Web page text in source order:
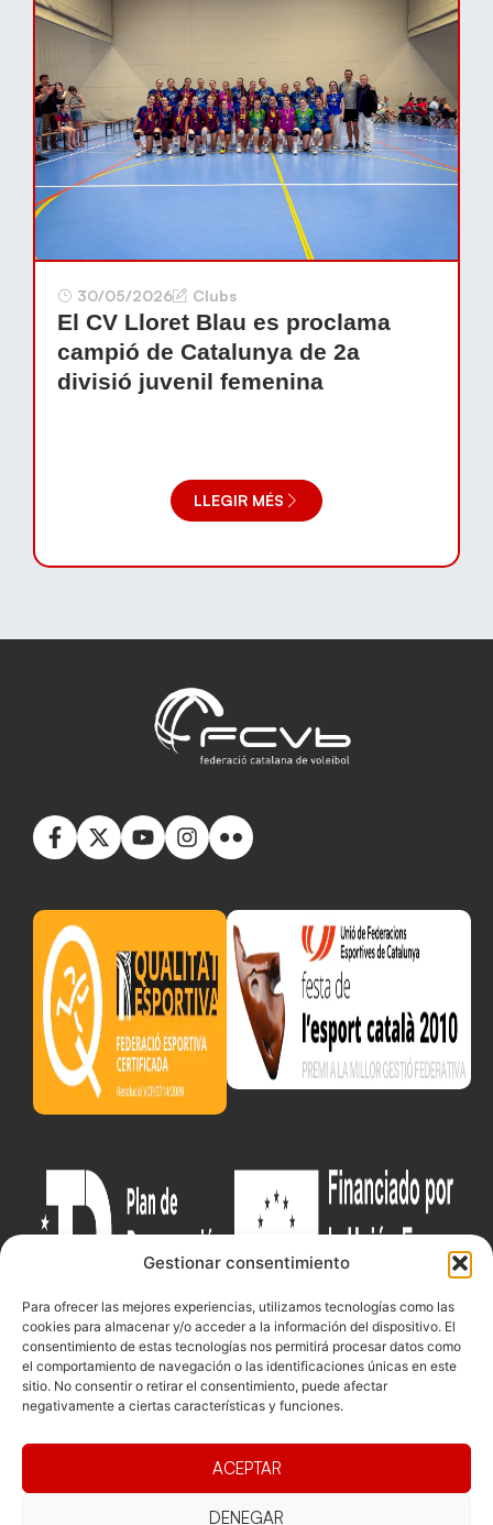
Gestionar consentimiento
Para ofrecer las mejores experiencias, utilizamos tecnologías como las
cookies para almacenar y/o acceder a la información del dispositivo. El
consentimiento de estas tecnologías nos permitirá procesar datos como
el comportamiento de navegación o las identificaciones únicas en este
sitio. No consentir o retirar el consentimiento, puede afectar
negativamente a ciertas características y funciones.
ACEPTAR
DENEGAR
30/05/2026 Clubs
El CV Lloret Blau es proclama
campió de Catalunya de 2a
divisió juvenil femenina
LLEGIR MÉS
Junta
Competicions
Pista
Playa
Documentacio
Transparència
Eleccions
Contacte
Jonqueres,
08003